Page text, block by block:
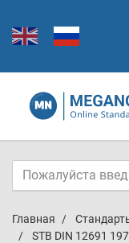
Главная
STB DIN 12691